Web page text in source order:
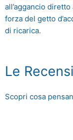
all’aggancio
forza del getto
di ricarica.
Le
Scopri cosa